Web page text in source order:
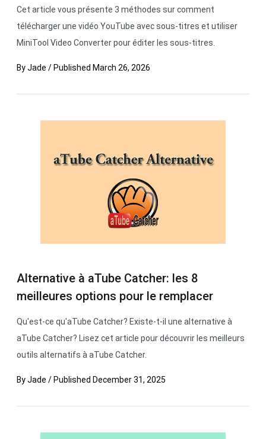
Cet article vous présente 3 méthodes sur comment
télécharger une vidéo YouTube avec sous-titres et utiliser
MiniTool Video Converter pour éditer les sous-titres.
ByJade / Published March 26, 2026
Alternative à aTube Catcher: les 8
meilleures options pour le remplacer
Qu'est-ce qu'aTube Catcher? Existe-t-il une alternative à
aTube Catcher? Lisez cet article pour découvrir les meilleurs
outils alternatifs à aTube Catcher.
ByJade / Published December 31, 2025